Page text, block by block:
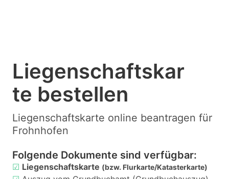
Liegenschaftskar
te bestellen
Liegenschaftskarte online beantragen für
Frohnhofen
Folgende Dokumente sind verfügbar:
☑ Liegenschaftskarte (bzw. Flurkarte/Katasterkarte)